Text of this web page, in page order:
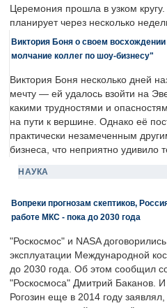
Церемония прошла в узком
планирует через несколько
Виктория Боня о своем
молчание коллег по шоу-бизнесу"
Виктория Боня несколько дней
мечту — ей удалось взойти на
какими трудностями и
на пути к вершине. Однако её
практически незамеченным
бизнеса, что неприятно удивило
НАУКА
Вопреки прогнозам скептиков,
работе МКС - пока до 2030 года
"Роскосмос" и NASA
эксплуатации Международной
до 2030 года. Об этом сообщил
"Роскосмоса" Дмитрий Баканов.
Рогозин еще в 2014 году